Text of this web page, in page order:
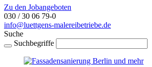
Zu den Jobangeboten
030 / 30 06 79-0
info@luettgens-malereibetriebe.de
Suche
Suchbegriffe